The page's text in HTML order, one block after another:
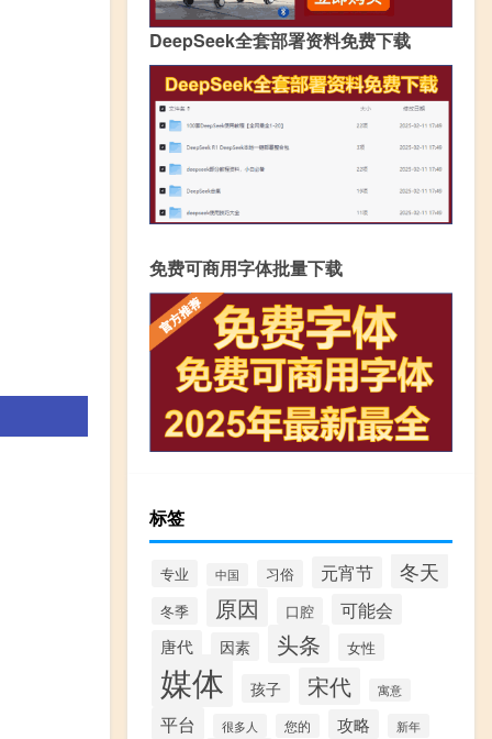
DeepSeek全套部署资料免费下载
免费可商用字体批量下载
标签
专业 中国 习俗 元宵节 冬天
冬季 原因 口腔
可能会
唐代
因素 头条 女性
媒体 孩子 宋代 寓意
平台 很多人 您的 攻略 新年